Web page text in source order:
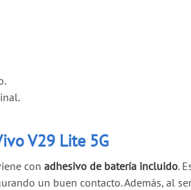
V29 Lite 5G
conadhesivo de batería incluido.
un buen contacto. Además, al